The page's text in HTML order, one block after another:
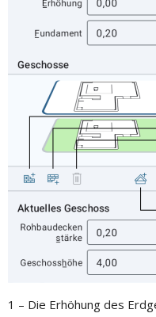
1 – Die Erhöhung des